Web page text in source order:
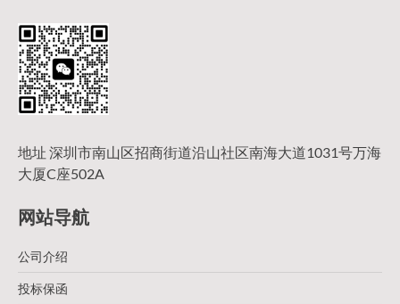
地址 深圳市南山区招商街道沿山社区南海大道1031号万海
大厦C座502A
网站导航
公司介绍
投标保函